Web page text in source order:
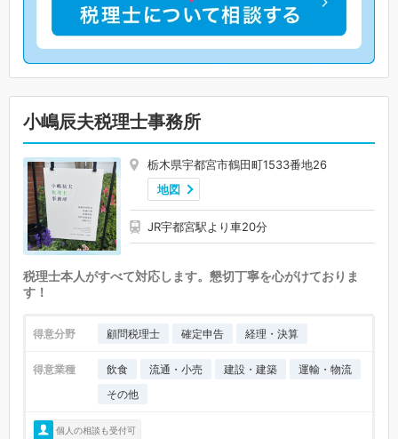
小嶋辰夫税理士事務所
栃木県宇都宮市鶴田町1533番地26
地図
JR宇都宮駅より車20分
税理士本人がすべて対応します。懇切丁寧を心がけておりま
す！
得意分野 顧問税理士 確定申告 経理・決算
得意業種 飲食 流通・小売 建設・建築
運輸・物流
その他
個人の相談も受付可